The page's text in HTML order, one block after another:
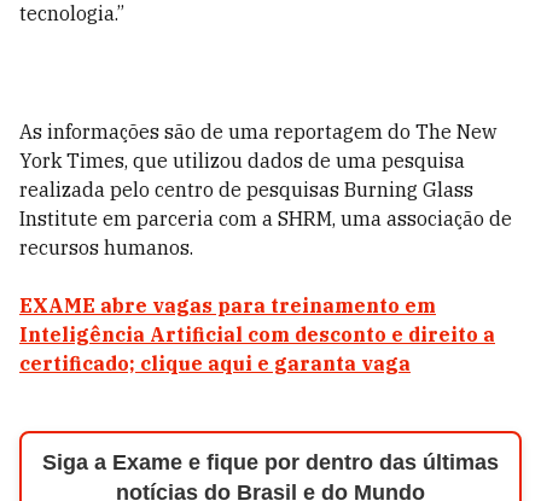
tecnologia.”
As informações são de uma reportagem do The New
York Times, que utilizou dados de uma pesquisa
realizada pelo centro de pesquisas Burning Glass
Institute em parceria com a SHRM, uma associação de
recursos humanos.
EXAME abre vagas para treinamento em
Inteligência Artificial com desconto e direito a
certificado; clique aqui e garanta vaga
Siga a Exame e fique por dentro das últimas
notícias do Brasil e do Mundo